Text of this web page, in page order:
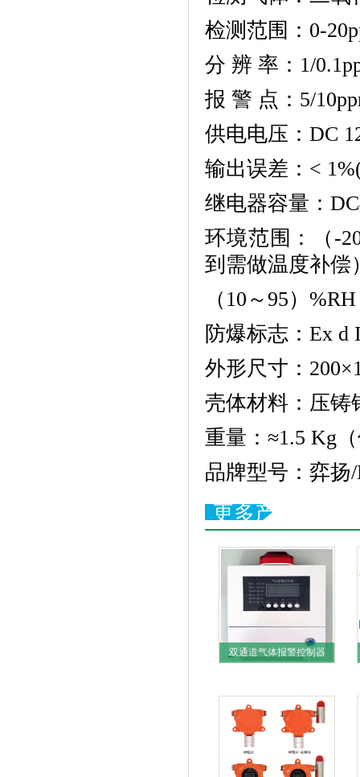
检测范围：0-
分 辨 率：1/
报 警 点：5/
供电电压：DC
输出误差：<
继电器容量：
环境范围：（-
到需做温度补偿
（10～95）
防爆标志：Ex d
外形尺寸：
壳体材料：压铸
重量：≈1.5 Kg
品牌型号：弈扬
更多产品
双通道气体报警控制器